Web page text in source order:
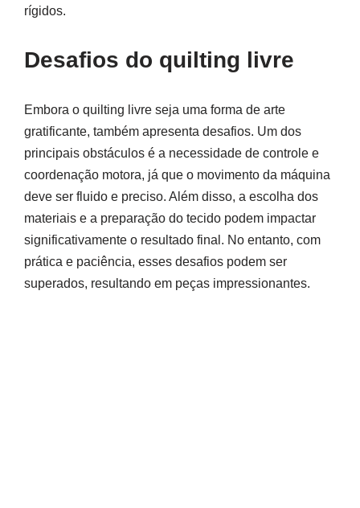
rígidos.
Desafios do quilting livre
Embora o quilting livre seja uma forma de arte
gratificante, também apresenta desafios. Um dos
principais obstáculos é a necessidade de controle e
coordenação motora, já que o movimento da máquina
deve ser fluido e preciso. Além disso, a escolha dos
materiais e a preparação do tecido podem impactar
significativamente o resultado final. No entanto, com
prática e paciência, esses desafios podem ser
superados, resultando em peças impressionantes.